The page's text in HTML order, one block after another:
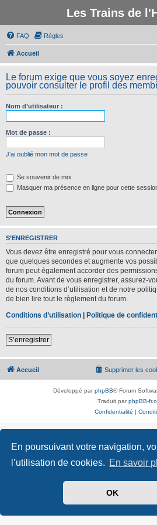
En poursuivant votre navigation,
l’utilisation de cookies. En savoir
OK
Les Trains de
FAQ Règles
Accueil
Le forum exige que vous soyez
pouvoir consulter le profil des
Nom d’utilisateur :
Mot de passe :
J’ai oublié mon mot de passe
Se souvenir de moi
Masquer ma présence en ligne pour cette
S’ENREGISTRER
Vous devez être enregistré pour vous
que quelques secondes et augmente vos
forum peut également accorder des
du forum. Avant de vous enregistrer, assurez-
de nos conditions d’utilisation et de notre
de bien lire tout le règlement du forum.
Conditions d’utilisation | Politique de
S’enregistrer
Accueil Supprimer les
Développé parphpBB® Forum
Traduit parphpBB-
Confidentialité |